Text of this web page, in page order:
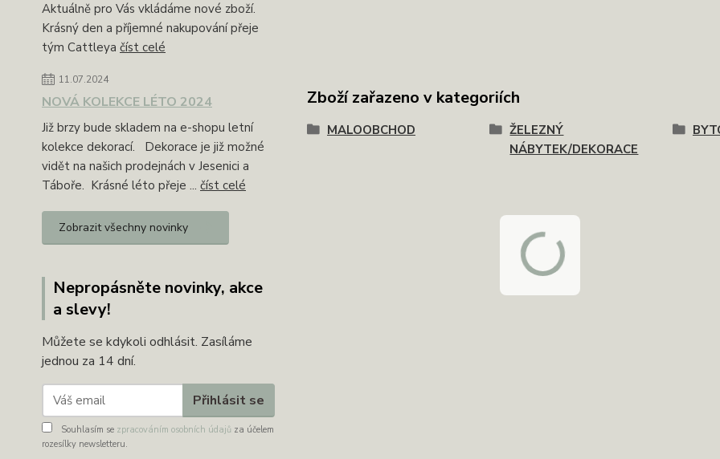
Aktuálně pro Vás vkládáme nové zboží.
Krásný den a příjemné nakupování přeje
tým Cattleya číst celé
11.07.2024
NOVÁ KOLEKCE LÉTO 2024
Již brzy bude skladem na e-shopu letní
kolekce dekorací. Dekorace je již možné
vidět na našich prodejnách v Jesenici a
Táboře. Krásné léto přeje ... číst celé
Zobrazit všechny novinky
Nepropásněte novinky, akce
a slevy!
Můžete se kdykoli odhlásit. Zasíláme
jednou za 14 dní.
Přihlásit se
Souhlasím se zpracováním osobních údajů za účelem
rozesílky newsletteru.
Zboží zařazeno v kategoriích
MALOOBCHOD
ŽELEZNÝ
NÁBYTEK/DEKORACE